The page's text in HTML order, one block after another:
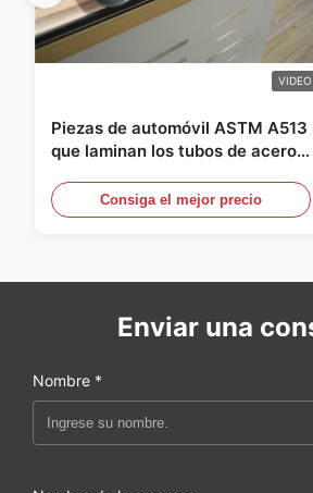
62.0
VIDEO
Piezas de automóvil ASTM A513
que laminan los tubos de acero
producción de los DOM
Consiga el mejor precio
Enviar una
Nombre *